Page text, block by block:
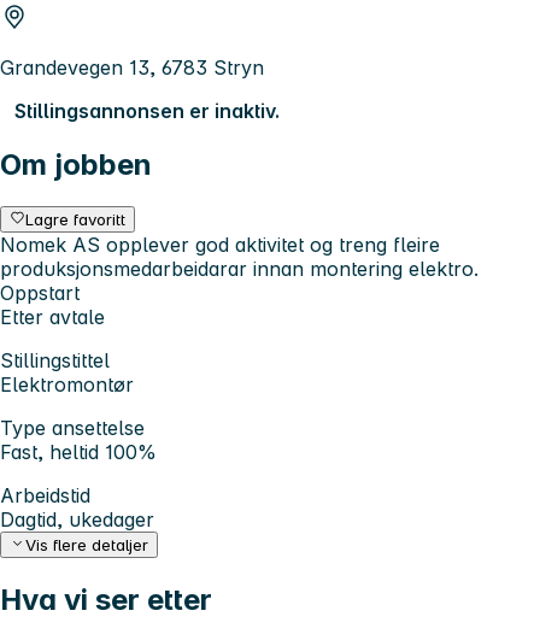
Grandevegen 13, 6783 Stryn
Stillingsannonsen er inaktiv.
Om jobben
Lagre favoritt
Nomek AS opplever god aktivitet og treng fleire
produksjonsmedarbeidarar innan montering elektro.
Oppstart
Etter avtale
Stillingstittel
Elektromontør
Type ansettelse
Fast, heltid 100%
Arbeidstid
Dagtid, ukedager
Vis flere detaljer
Hva vi ser etter